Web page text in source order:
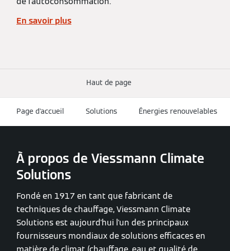
En savoir plus
Haut de page
Page d'accueil Solutions Énergies renouvelables
À propos de Viessmann Climate
Solutions
Fondé en 1917 en tant que fabricant de
techniques de chauffage, Viessmann Climate
Solutions est aujourd'hui l'un des principaux
fournisseurs mondiaux de solutions efficaces en